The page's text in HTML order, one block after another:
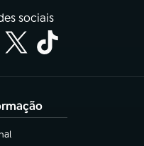
sociais
aba)